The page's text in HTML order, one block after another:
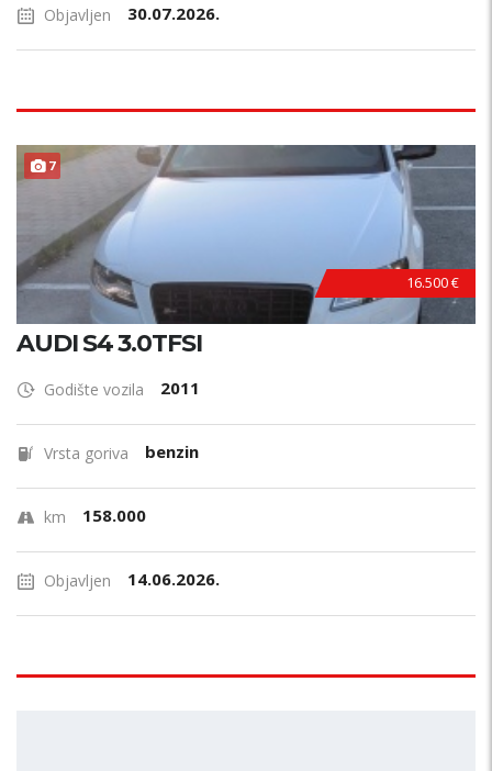
Objavljen 30.07.2026.
7
16.500 €
AUDI S4 3.0TFSI
Godište vozila 2011
Vrsta goriva benzin
km 158.000
Objavljen 14.06.2026.